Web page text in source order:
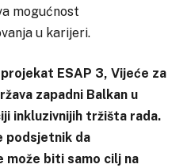
mogućnost
u karijeri.
ESAP 3, Vijeće za
zapadni Balkan u
inkluzivnijih tržišta rada.
podsjetnik da
može biti samo cilj na